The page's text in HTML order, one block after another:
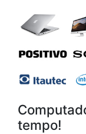
tempo!